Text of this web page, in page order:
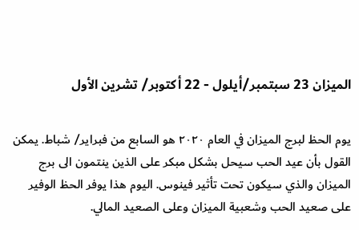
الميزان23سبتمبر/أيلول-
22أكتوبر/تشرين الأول
يوم الحظ لبرج الميزان في العام ٢٠٢٠ هو السابع من فبراير /شباط. يمكن
القول بأن عيد الحب سيحل بشكل مبكر على الذين ينتمون الى برج
الميزان والذي سيكون تحت تأثير فينوس. اليوم هذا يوفر الحظ الوفير
على صعيد الحب وشعبية الميزان وعلى الصعيد المالي.